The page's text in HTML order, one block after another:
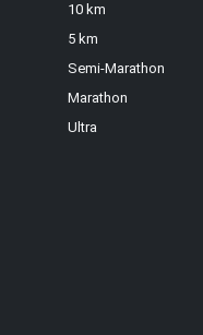
10 km
5 km
Semi-Marathon
Marathon
Ultra